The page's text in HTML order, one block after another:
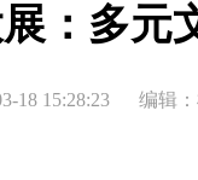
：多元
18 15:28:23 编辑